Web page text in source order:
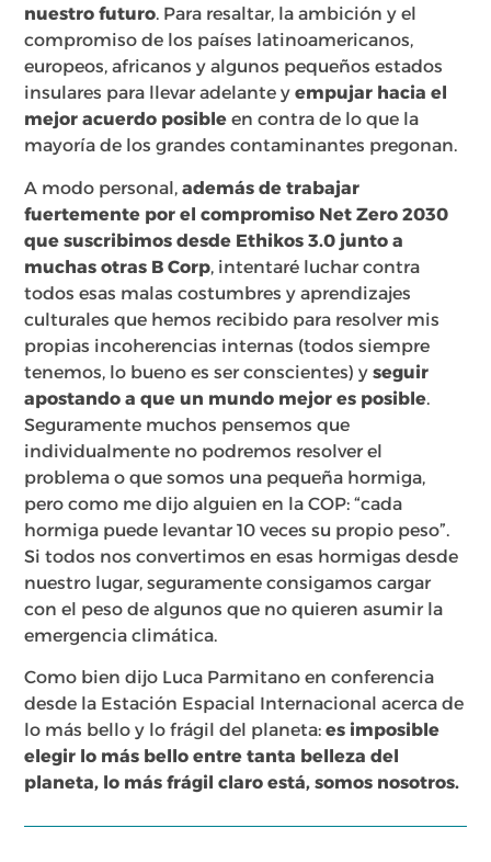
nuestro futuro. Para resaltar, la ambición y el
compromiso de los países latinoamericanos,
europeos, africanos y algunos pequeños estados
insulares para llevar adelante y empujar hacia el
mejor acuerdo posibleen contra de lo que la
mayoría de los grandes contaminantes pregonan.
A modo personal,además de trabajar
fuertemente por el compromiso Net Zero 2030
que suscribimos desde Ethikos 3.0 junto a
muchas otras B Corp, intentaré luchar contra
todos esas malas costumbres y aprendizajes
culturales que hemos recibido para resolver mis
propias incoherencias internas (todos siempre
tenemos, lo bueno es ser conscientes) yseguir
apostando a que un mundo mejor es posible.
Seguramente muchos pensemos que
individualmente no podremos resolver el
problema o que somos una pequeña hormiga,
pero como me dijo alguien en la COP: “cada
hormiga puede levantar 10 veces su propio peso”.
Si todos nos convertimos en esas hormigas desde
nuestro lugar, seguramente consigamos cargar
con el peso de algunos que no quieren asumir la
emergencia climática.
Como bien dijo Luca Parmitano en conferencia
desde la Estación Espacial Internacional acerca de
lo más bello y lo frágil del planeta:es imposible
elegir lo más bello entre tanta belleza del
planeta, lo más frágil claro está, somos nosotros.